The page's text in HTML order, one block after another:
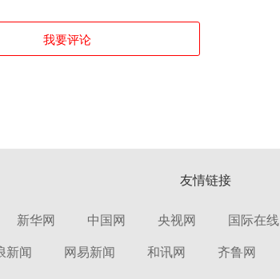
我要评论
友情链接
新华网 中国网 央视网 国际在线
新闻 网易新闻 和讯网 齐鲁网